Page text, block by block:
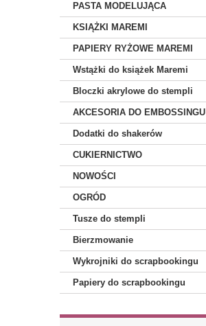
PASTA MODELUJĄCA
KSIĄŻKI MAREMI
PAPIERY RYŻOWE MAREMI
Wstążki do książek Maremi
Bloczki akrylowe do stempli
AKCESORIA DO EMBOSSINGU
Dodatki do shakerów
CUKIERNICTWO
NOWOŚCI
OGRÓD
Tusze do stempli
Bierzmowanie
Wykrojniki do scrapbookingu
Papiery do scrapbookingu